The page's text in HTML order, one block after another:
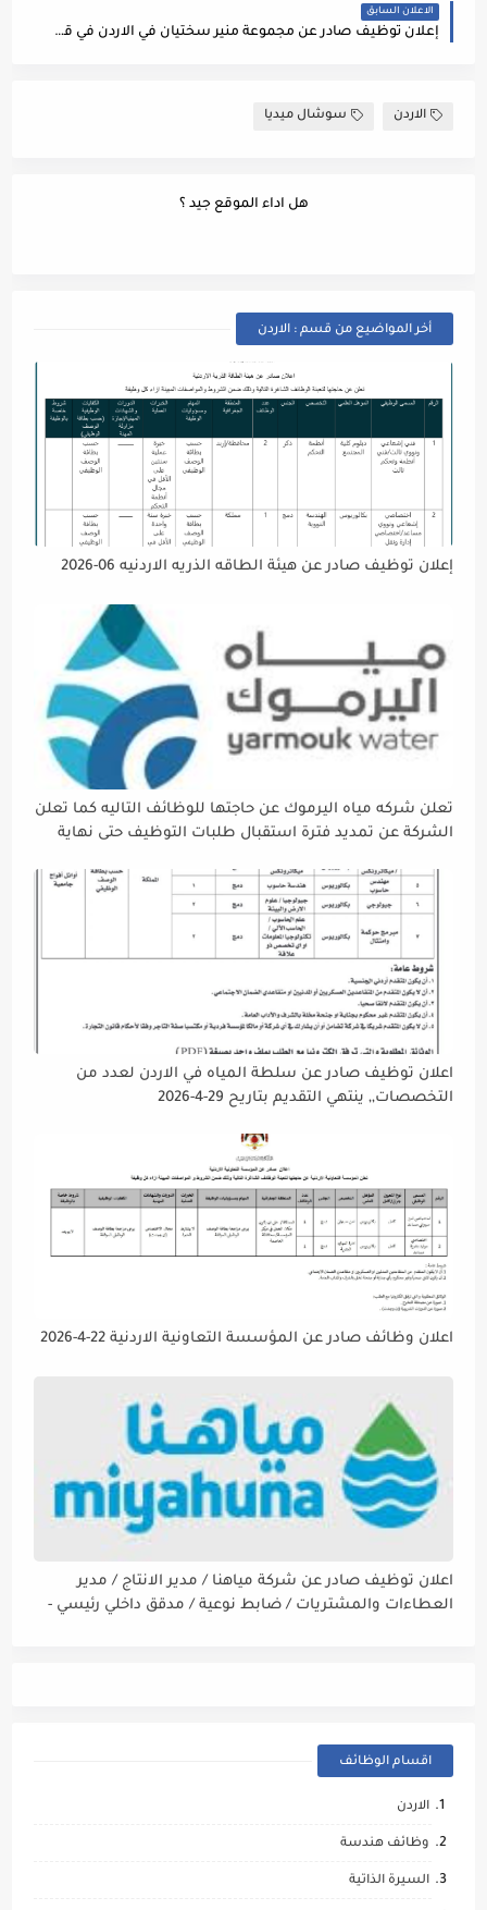
الاعلان السابق
إعلان توظيف صادر عن مجموعة منير سختيان في الاردن في قسم المبيعات / التخصصات الهندسية 2022
الاردن سوشال ميديا
هل اداء الموقع جيد ؟
أخر المواضيع من قسم : الاردن
إعلان توظيف صادر عن هيئة الطاقه الذريه الاردنيه 06-2026
تعلن شركه مياه اليرموك عن حاجتها للوظائف التاليه كما تعلن
الشركة عن تمديد فترة استقبال طلبات التوظيف حتى نهاية
إتاحة الفرصة الكافية أمام الجميع لاستكمال إجراءات التقديم.
اعلان توظيف صادر عن سلطة المياه في الاردن لعدد من
التخصصات,, ينتهي التقديم بتاريح 29-4-2026
اعلان وظائف صادر عن المؤسسة التعاونية الاردنية 22-4-2026
اعلان توظيف صادر عن شركة مياهنا / مدير الانتاج / مدير
العطاءات والمشتريات / ضابط نوعية / مدقق داخلي رئيسي -
اقسام الوظائف
الاردن
وظائف هندسة
السيرة الذاتية